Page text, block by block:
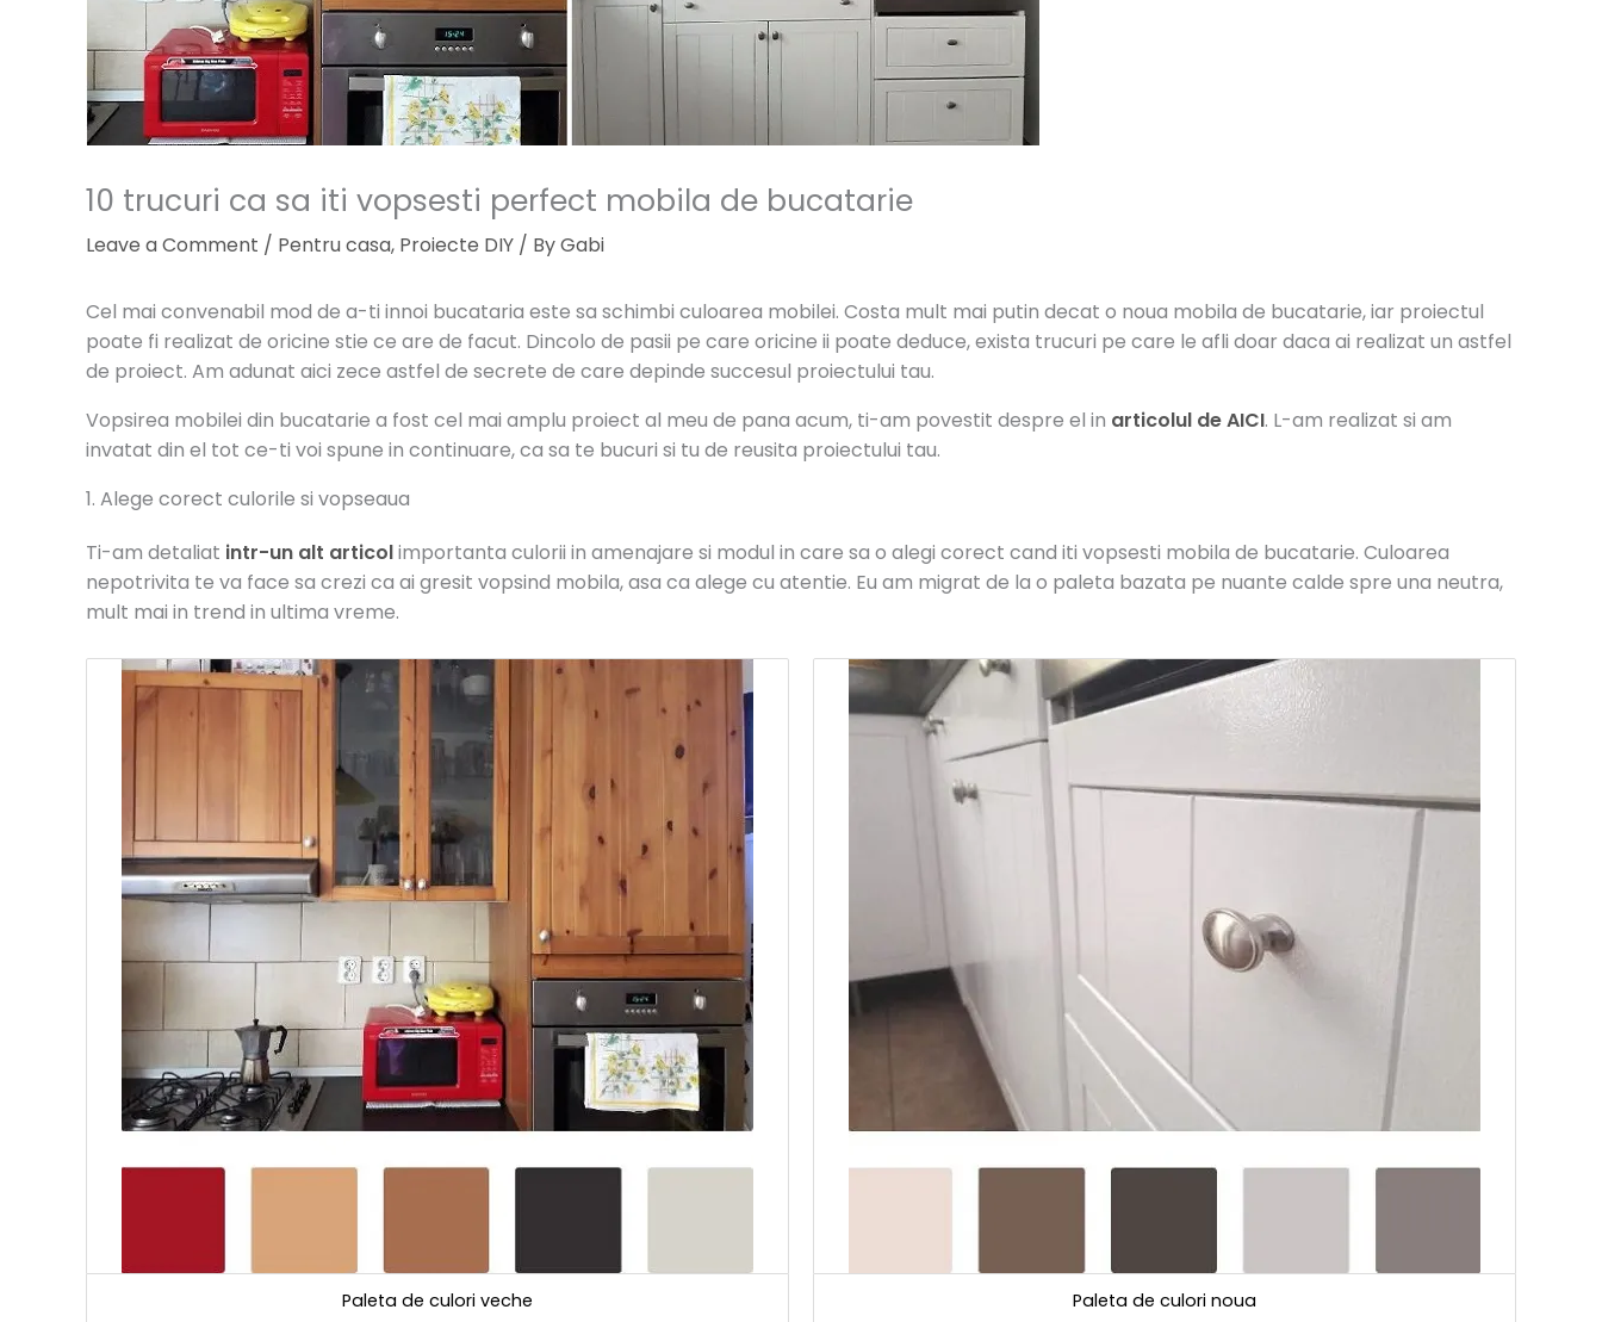
10 trucuri ca sa iti vopsesti perfect mobila de bucatarie
Leave a Comment / Pentru casa, Proiecte DIY / ByGabi
Cel mai convenabil mod de a-ti innoi bucataria este sa schimbi culoarea mobilei. Costa mult mai putin decat o noua mobila de bucatarie, iar proiectul
poate fi realizat de oricine stie ce are de facut. Dincolo de pasii pe care oricine ii poate deduce, exista trucuri pe care le afli doar daca ai realizat un astfel
de proiect. Am adunat aici zece astfel de secrete de care depinde succesul proiectului tau.
Vopsirea mobilei din bucatarie a fost cel mai amplu proiect al meu de pana acum, ti-am povestit despre el in articolul de AICI. L-am realizat si am
invatat din el tot ce-ti voi spune in continuare, ca sa te bucuri si tu de reusita proiectului tau.
1. Alege corect culorile si vopseaua
Ti-am detaliat intr-un alt articolimportanta culorii in amenajare si modul in care sa o alegi corect cand iti vopsesti mobila de bucatarie. Culoarea
nepotrivita te va face sa crezi ca ai gresit vopsind mobila, asa ca alege cu atentie. Eu am migrat de la o paleta bazata pe nuante calde spre una neutra,
mult mai in trend in ultima vreme.
Paleta de culori veche Paleta de culori noua